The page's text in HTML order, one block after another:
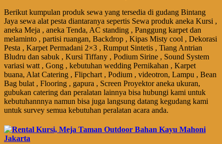
Berikut kumpulan produk sewa yang tersedia di gudang Bintang
Jaya sewa alat pesta diantaranya sepertis Sewa produk aneka Kursi ,
aneka Meja , aneka Tenda, AC standing , Panggung karpet dan
melaminto , partisi ruangan, Backdrop , Kipas Misty cool , Dekorasi
Pesta , Karpet Permadani 2×3 , Rumput Sintetis , Tiang Antrian
Bludru dan sabuk , Kursi Tiffany , Podium Sirine , Sound System
variasi watt , Gong , kebutuhan wedding Pernikahan , Karpet
buana, Alat Catering , Flipchart , Podium , videotron, Lampu , Bean
Bag bulat , Flooring , gapura , Screen Proyektor aneka ukuran,
gubukan catering dan peralatan lainnya bisa hubungi kami untuk
kebutuhannnya namun bisa juga langsung datang kegudang kami
untuk survey semua kebutuhan peralatan acara anda.